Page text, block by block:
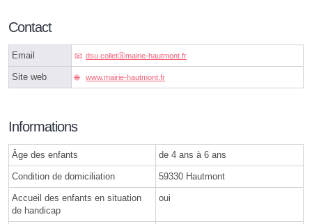
Contact
Email dsu.colletⓐmairie-hautmont.fr
Site web www.mairie-hautmont.fr
Informations
Âge des enfants de 4 ans à 6 ans
Condition de domiciliation 59330 Hautmont
Accueil des enfants en situation
de handicap
oui